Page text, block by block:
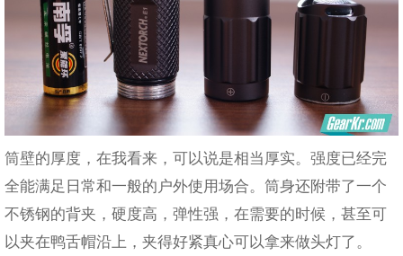
筒壁的厚度，在我看来，可以说是相当厚实。强度已经完
全能满足日常和一般的户外使用场合。筒身还附带了一个
不锈钢的背夹，硬度高，弹性强，在需要的时候，甚至可
以夹在鸭舌帽沿上，夹得好紧真心可以拿来做头灯了。